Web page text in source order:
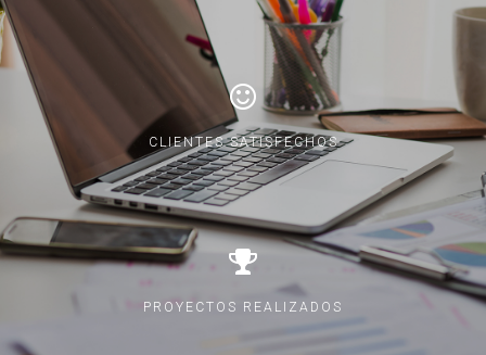
CLIENTES SATISFECHOS
PROYECTOS REALIZADOS